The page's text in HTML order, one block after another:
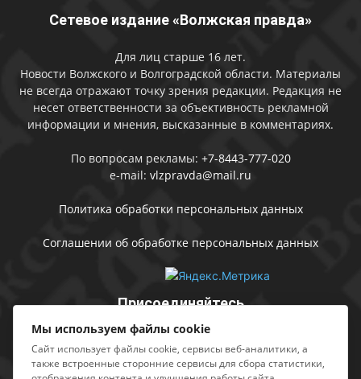
Сетевое издание «Волжская правда»
Для лиц старше 16 лет.
Новости Волжского и Волгоградской области. Материалы
не всегда отражают точку зрения редакции. Редакция не
несет ответственности за объективность рекламной
информации и мнения, высказанные в комментариях.
По вопросам рекламы: +7-8443-777-020
e-mail: vlzpravda@mail.ru
Политика обработки персональных данных
Соглашении об обработке персональных данных
Присоединяйтесь
Мы используем файлы cookie
Сайт использует файлы cookie, сервисы веб-аналитики, а
также встроенные сторонние сервисы для сбора статистики,